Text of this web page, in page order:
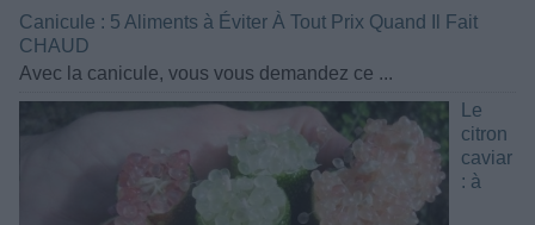
Canicule : 5 Aliments à Éviter À Tout Prix Quand Il Fait
CHAUD
Avec la canicule, vous vous demandez ce ...
Le
citron
caviar
: à